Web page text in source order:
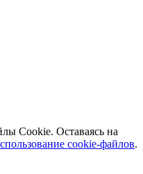
Cookie. Оставаясь на
cookie-файлов.